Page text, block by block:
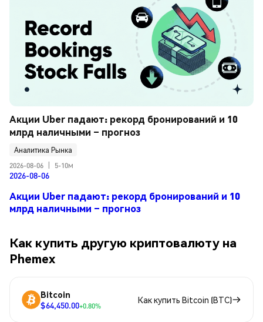
Акции Uber падают: рекорд бронирований и 10
млрд наличными – прогноз
Аналитика Рынка
2026-08-06
5-10м
2026-08-06
Акции Uber падают: рекорд бронирований и 10
млрд наличными – прогноз
Как купить другую криптовалюту на
Phemex
Bitcoin
$64,450.00+0.80%
Как купить Bitcoin (BTC)